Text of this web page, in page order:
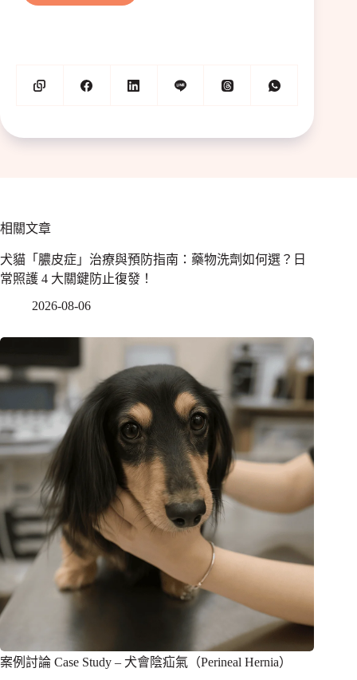
相關文章
犬貓「膿皮症」治療與預防指南：藥物洗劑如何選？日
常照護 4 大關鍵防止復發！
2026-08-06
案例討論 Case Study – 犬會陰疝氣（Perineal Hernia）